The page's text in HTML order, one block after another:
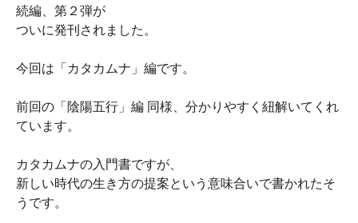
続編、第２弾が
ついに発刊されました。
今回は「カタカムナ」編です。
前回の「陰陽五行」編 同様、分かりやすく紐解いてくれ
ています。
カタカムナの入門書ですが、
新しい時代の生き方の提案という意味合いで書かれたそ
うです。